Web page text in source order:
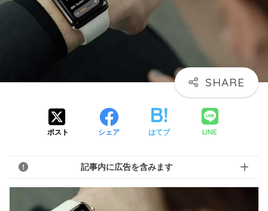
ポスト シェア はてブ LINE
記事内に広告を含みます